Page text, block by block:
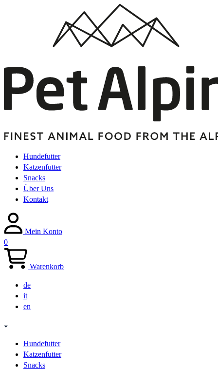
Hundefutter
Katzenfutter
Snacks
Über Uns
Kontakt
Mein Konto
0
Warenkorb
de
it
en
Hundefutter
Katzenfutter
Snacks